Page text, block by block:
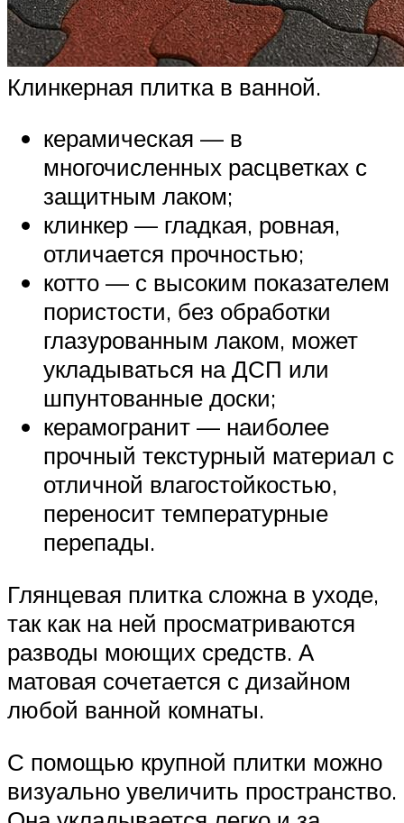
Клинкерная плитка в ванной.
керамическая — в
многочисленных расцветках с
защитным лаком;
клинкер — гладкая, ровная,
отличается прочностью;
котто — с высоким показателем
пористости, без обработки
глазурованным лаком, может
укладываться на ДСП или
шпунтованные доски;
керамогранит — наиболее
прочный текстурный материал с
отличной влагостойкостью,
переносит температурные
перепады.
Глянцевая плитка сложна в уходе,
так как на ней просматриваются
разводы моющих средств. А
матовая сочетается с дизайном
любой ванной комнаты.
С помощью крупной плитки можно
визуально увеличить пространство.